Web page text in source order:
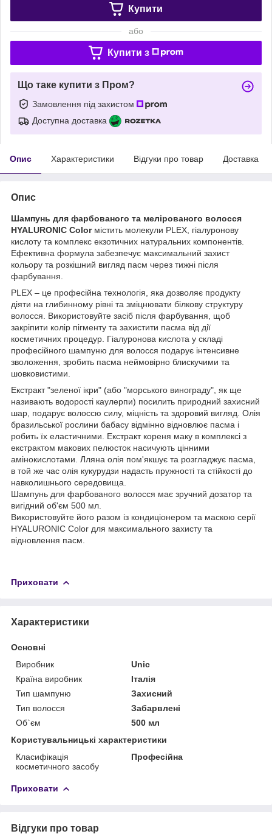
Купити
або
Купити з
Що таке купити з Пром?
Замовлення під захистом
Доступна доставка
Опис Характеристики Відгуки про товар Доставка
Опис
Шампунь для фарбованого та мелірованого волосся
HYALURONIC Colorмістить молекули PLEX, гіалуронову
кислоту та комплекс екзотичних натуральних компонентів.
Ефективна формула забезпечує максимальний захист
кольору та розкішний вигляд пасм через тижні після
фарбування.
PLEX – це професійна технологія, яка дозволяє продукту
діяти на глибинному рівні та зміцнювати білкову структуру
волосся. Використовуйте засіб після фарбування, щоб
закріпити колір пігменту та захистити пасма від дії
косметичних процедур. Гіалуронова кислота у складі
професійного шампуню для волосся подарує інтенсивне
зволоження, зробить пасма неймовірно блискучими та
шовковистими.
Екстракт "зеленої ікри" (або "морського винограду", як ще
називають водорості каулерпи) посилить природний захисний
шар, подарує волоссю силу, міцність та здоровий вигляд. Олія
бразильської рослини бабасу відмінно відновлює пасма і
робить їх еластичними. Екстракт кореня маку в комплексі з
екстрактом макових пелюсток насичують цінними
амінокислотами. Лляна олія пом'якшує та розгладжує пасма,
в той же час олія кукурудзи надасть пружності та стійкості до
навколишнього середовища.
Шампунь для фарбованого волосся має зручний дозатор та
вигідний об'єм 500 мл.
Використовуйте його разом із кондиціонером та маскою серії
HYALURONIC Color для максимального захисту та
відновлення пасм.
Приховати
Характеристики
Основні
Виробник
Unic
Країна виробник
Італія
Тип шампуню
Захисний
Тип волосся
Забарвлені
Об`єм
500 мл
Користувальницькі характеристики
Класифікація
косметичного засобу
Професійна
Приховати
Відгуки про товар